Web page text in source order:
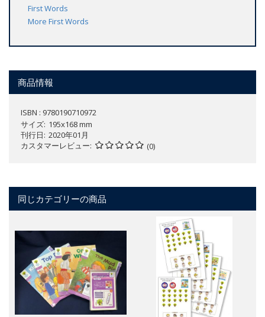
First Words
More First Words
商品情報
ISBN : 9780190710972
サイズ 195x168 mm
刊行日 2020年01月
カスタマーレビュー
(0)
同じカテゴリーの商品